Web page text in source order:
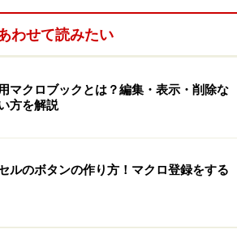
わせて読みたい
マクロブックとは？編集・表示・削除な
方を解説
ルのボタンの作り方！マクロ登録をする